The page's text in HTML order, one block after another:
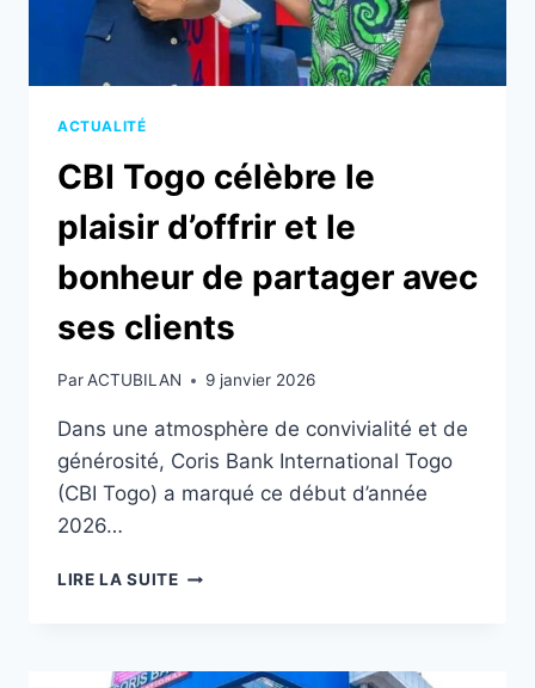
LA
GRANDE
FINALE
ACTUALITÉ
CBI Togo célèbre le
plaisir d’offrir et le
bonheur de partager avec
ses clients
ParACTUBILAN 9 janvier 2026
Dans une atmosphère de convivialité et de
générosité, Coris Bank International Togo
(CBI Togo) a marqué ce début d’année
2026…
LIRE LA SUITECBI
PLAISIR